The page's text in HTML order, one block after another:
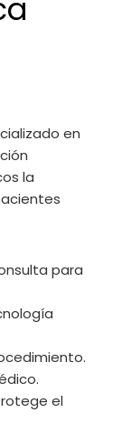
en
la
para
el